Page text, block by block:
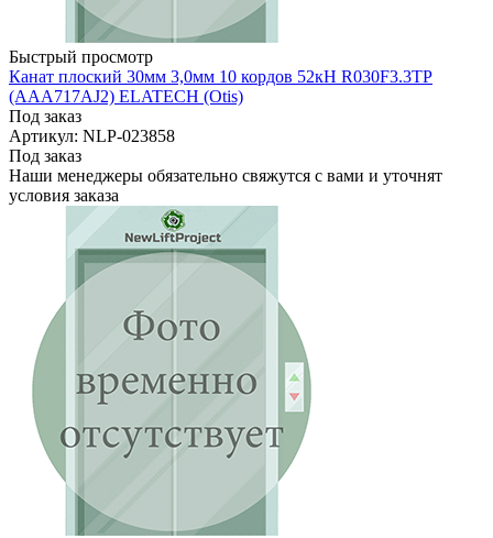
Быстрый просмотр
Канат плоский 30мм 3,0мм 10 кордов 52кН R030F3.3TP
(AAA717AJ2) ELATECH (Otis)
Под заказ
Артикул: NLP-023858
Под заказ
Наши менеджеры обязательно свяжутся с вами и уточнят
условия заказа